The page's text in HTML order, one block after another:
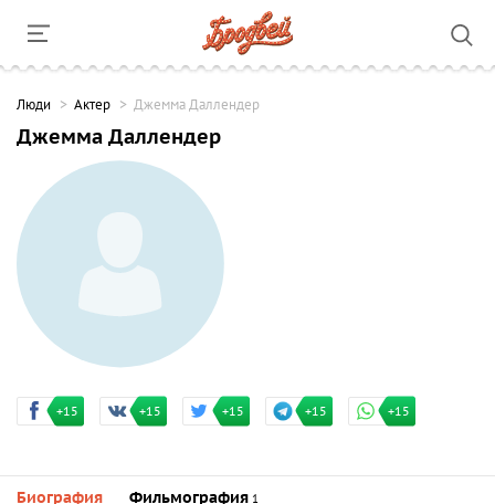
Люди Актер Джемма Даллендер
Джемма Даллендер
+15 +15 +15 +15 +15
Биография Фильмография 1